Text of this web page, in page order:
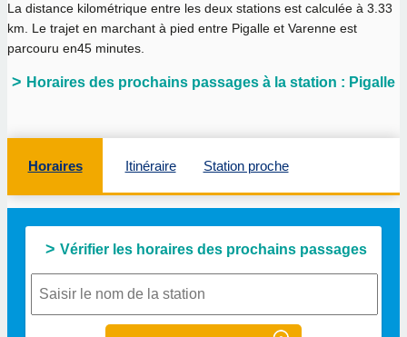
La distance kilométrique entre les deux stations est calculée à 3.33
km . Le trajet en marchant à pied entre Pigalle et Varenne est
parcouru en45 minutes
Horaires des prochains passages à la station : Pigalle
Horaires Itinéraire Station proche
Vérifier les horaires des prochains passages